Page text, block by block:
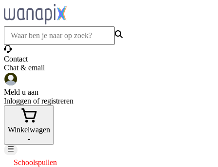
Contact
Chat & email
Meld u aan
Inloggen of registreren
Winkelwagen
-
Schoolspullen